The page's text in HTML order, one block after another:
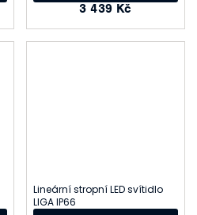
3 439 Kč
Lineární stropní LED svítidlo
LIGA IP66